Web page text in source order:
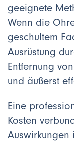
geeignete
Wenn die
geschultem
Ausrüstung
Entfernung
und äußerst
Eine
Kosten
Auswirkungen